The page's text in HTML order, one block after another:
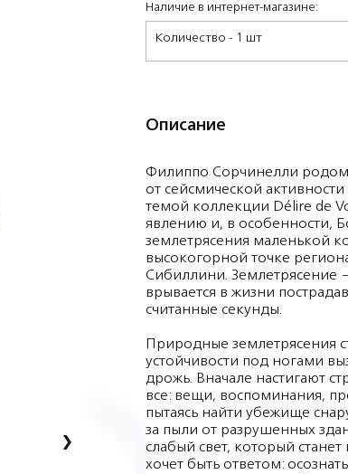
›
Наличие в интернет-магазине:
Количество - 1 шт
Описание
Филиппо Сорчинелли родом
от сейсмической
темой коллекции Délire de
явлению и, в особенности,
землетрясения маленькой
высокогорной точке
Сибиллини. Землетрясение
врывается в жизни
считанные секунды.
Природные землетрясения
устойчивости под ногами
дрожь. Вначале настигают
все: вещи, воспоминания,
пытаясь найти убежище
за пыли от разрушенных
слабый свет, который
хочет быть ответом: